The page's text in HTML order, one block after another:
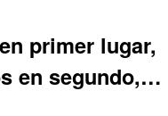
primer lugar,
en segundo,…